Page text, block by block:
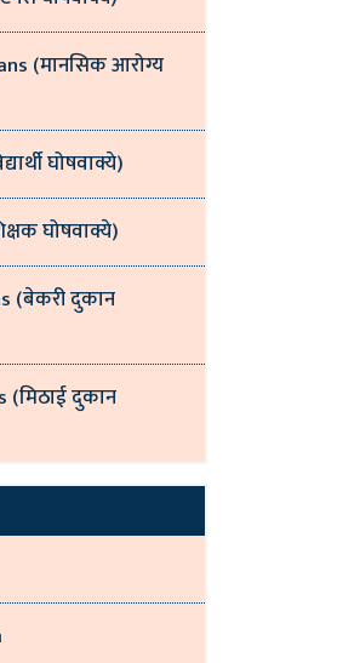
(मानसिक आरोग्य
घोषवाक्ये)
घोषवाक्ये)
(बेकरी दुकान
(मिठाई दुकान